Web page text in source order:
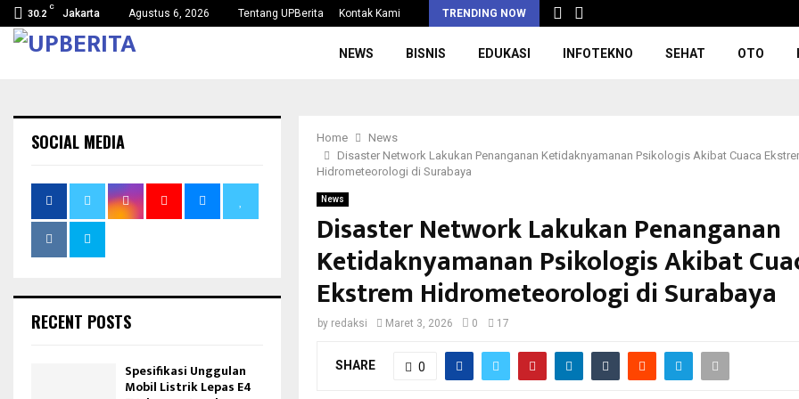
30.2
C
Jakarta Agustus 6, 2026 Tentang UPBerita Kontak Kami TRENDING NOW
NEWS BISNIS EDUKASI INFOTEKNO SEHAT OTO
Home
News
Disaster Network Lakukan Penanganan Ketidaknyamanan Psikologis Akibat Cuaca
Hidrometeorologi di Surabaya
News
Disaster Network Lakukan Penanganan
Ketidaknyamanan Psikologis Akibat
Ekstrem Hidrometeorologi di Surabaya
by redaksi Maret 3, 2026 0 17
SHARE 0
SOCIAL MEDIA
RECENT POSTS
Spesifikasi Unggulan
Mobil Listrik Lepas E4